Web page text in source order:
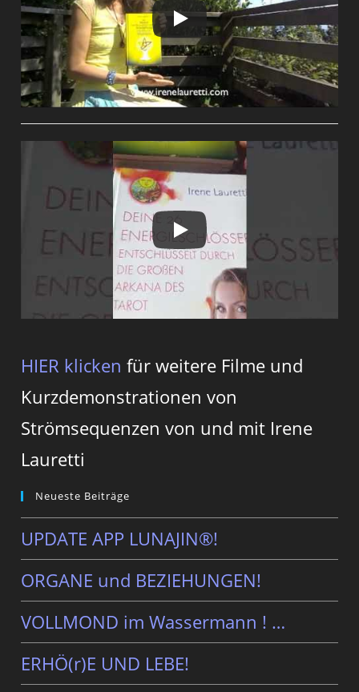
HIER klicken für weitere Filme und
Kurzdemonstrationen von
Strömsequenzen von und mit Irene
Lauretti
Neueste Beiträge
UPDATE APP LUNAJIN®!
ORGANE und BEZIEHUNGEN!
VOLLMOND im Wassermann ! …
ERHÖ(r)E UND LEBE!